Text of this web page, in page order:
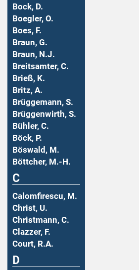
Bock, D.
Boegler, O.
Boes, F.
Braun, G.
Braun, N.J.
Breitsamter, C.
Brieß, K.
Britz, A.
Brüggemann, S.
Brüggenwirth, S.
Bühler, C.
Böck, P.
Böswald, M.
Böttcher, M.-H.
C
Calomfirescu, M.
Christ, U.
Christmann, C.
Clazzer, F.
Court, R.A.
D